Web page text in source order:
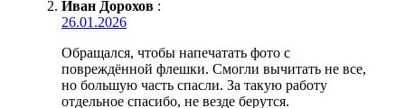
Иван Дорохов :
26.01.2026
Обращался, чтобы напечатать фото с
повреждённой флешки. Смогли вычитать не все,
но большую часть спасли. За такую работу
отдельное спасибо, не везде берутся.